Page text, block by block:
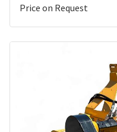
Price on Request